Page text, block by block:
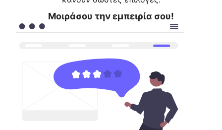
Μοιράσου την εμπειρία σου!